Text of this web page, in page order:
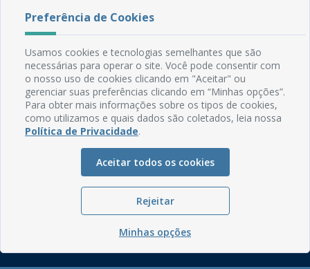
Fone: (83) 3292-2246
Email: comunicacao@mamanguape.pb.gov.br
Expediente: Segunda à Sexta, das 08h às 13h
Mapa do Site
Perguntas frequentes
Manual de Navegação
Glossário
Ouvidoria
Preferência de Cookies
Usamos cookies e tecnologias semelhantes que são
necessárias para operar o site. Você pode consentir com
o nosso uso de cookies clicando em "Aceitar" ou
gerenciar suas preferências clicando em “Minhas opções”.
Para obter mais informações sobre os tipos de cookies,
como utilizamos e quais dados são coletados, leia nossa
Política de Privacidade.
Aceitar todos os cookies
Rejeitar
Minhas opções